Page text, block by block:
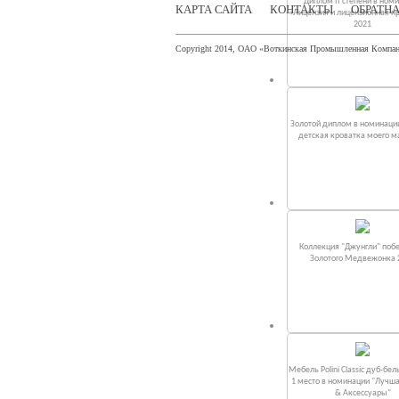
«Лицензия и лицензионная
2021
Золотой диплом в
детская кроватка моего
Коллекция "Джунгли"
Золотого Медвежонка
Мебель Polini Classic дуб-
1 место в номинации
& Аксессуары"
КАРТА САЙТА КОНТАКТЫ
Copyright 2014, ОАО «Воткинская Промышленная